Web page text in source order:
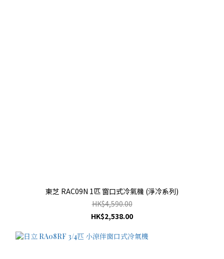
東芝 RAC09N 1匹 窗口式冷氣機 (淨冷系列)
HK$4,590.00
HK$2,538.00